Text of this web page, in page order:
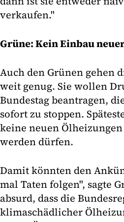
verkaufen."
Grüne: Kein Einbau
Auch den Grünen gehen
weit genug. Sie wollen
Bundestag beantragen,
sofort zu stoppen.
keine neuen
werden dürfen.
Damit könnten den
mal Taten folgen", sagte
absurd, dass die
klimaschädlicher